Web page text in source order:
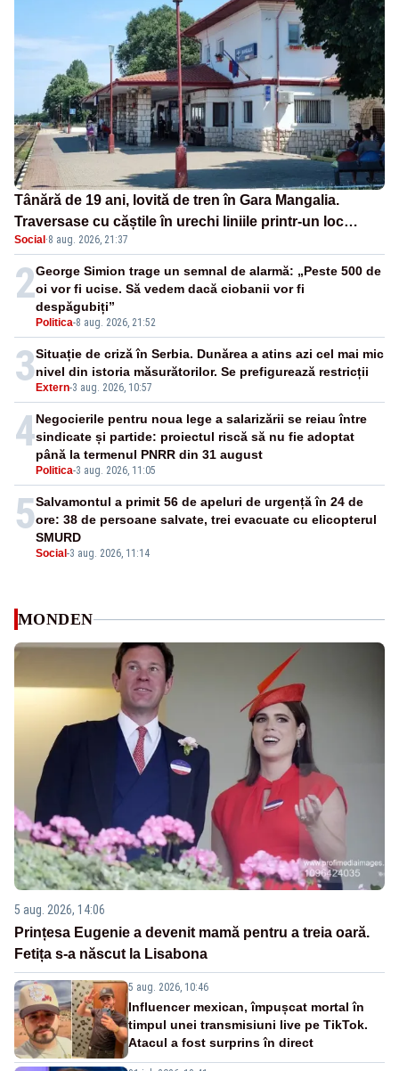
Tânără de 19 ani, lovită de tren în Gara Mangalia.
Traversase cu căștile în urechi liniile printr-un loc
nepermis
Social ·8 aug. 2026, 21:37
2
Politica-8 aug. 2026, 21:52
George Simion trage un semnal de alarmă: „Peste 500 de
oi vor fi ucise. Să vedem dacă ciobanii vor fi
despăgubiți”
3 Extern-3 aug. 2026, 10:57
Situație de criză în Serbia. Dunărea a atins azi cel mai mic
nivel din istoria măsurătorilor. Se prefigurează restricții
4
Politica-3 aug. 2026, 11:05
Negocierile pentru noua lege a salarizării se reiau între
sindicate și partide: proiectul riscă să nu fie adoptat
până la termenul PNRR din 31 august
5
Social -3 aug. 2026, 11:14
Salvamontul a primit 56 de apeluri de urgență în 24 de
ore: 38 de persoane salvate, trei evacuate cu elicopterul
SMURD
MONDEN
5 aug. 2026, 14:06
Prințesa Eugenie a devenit mamă pentru a treia oară.
Fetița s-a născut la Lisabona
5 aug. 2026, 10:46
Influencer mexican, împușcat mortal în
timpul unei transmisiuni live pe TikTok.
Atacul a fost surprins în direct